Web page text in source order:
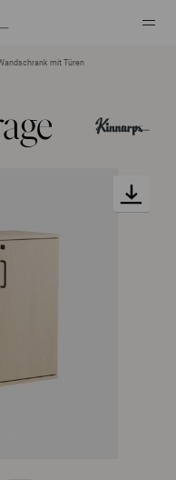
mit Türen